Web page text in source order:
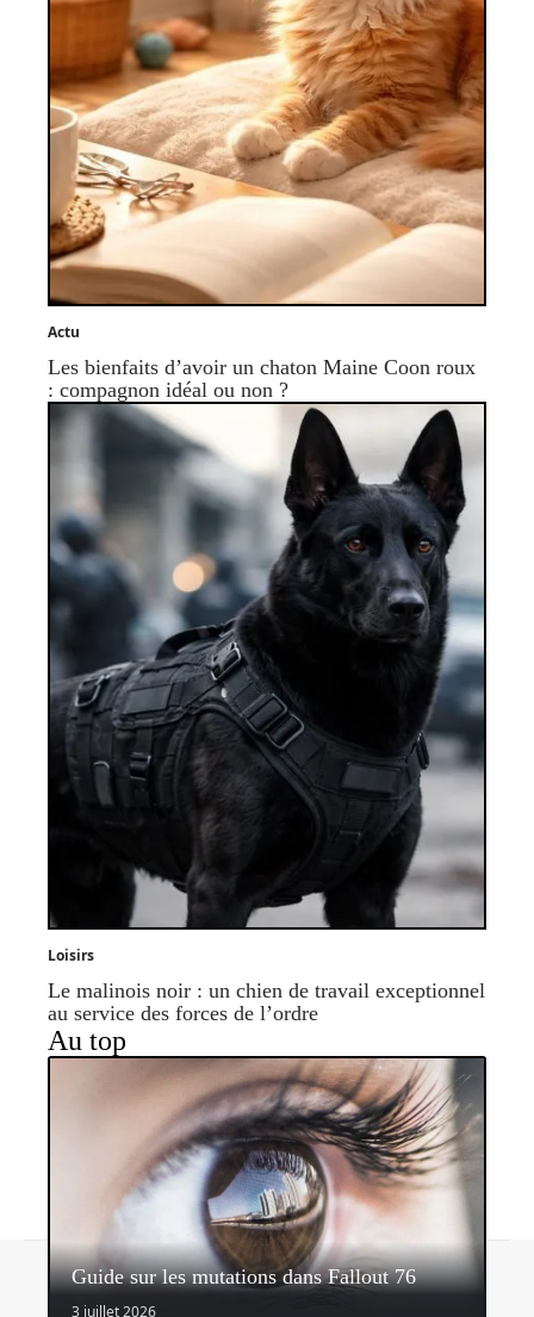
Actu
Les bienfaits d’avoir un chaton Maine Coon roux
: compagnon idéal ou non ?
Loisirs
Le malinois noir : un chien de travail exceptionnel
au service des forces de l’ordre
Au top
Guide sur les mutations dans Fallout 76
3 juillet 2026
Contact Mentions légales Sitemap